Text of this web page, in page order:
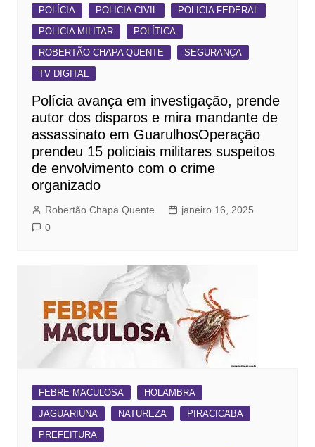
POLÍCIA POLICIA CIVIL
POLICIA FEDERAL
POLICIA MILITAR
POLÍTICA
ROBERTÃO CHAPA QUENTE
SEGURANÇA
TV DIGITAL
Polícia avança em investigação, prende
autor dos disparos e mira mandante de
assassinato em GuarulhosOperação
prendeu 15 policiais militares suspeitos
de envolvimento com o crime
organizado
Robertão Chapa Quente
janeiro 16, 2025
0
FEBRE MACULOSA
HOLAMBRA
JAGUARIÚNA
NATUREZA
PIRACICABA
PREFEITURA